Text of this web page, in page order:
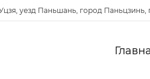
уезд Паньшань, город